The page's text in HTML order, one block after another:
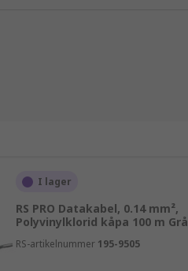
I lager
RS PRO Datakabel, 0.14 mm²,
Polyvinylklorid kåpa 100 m Grå
RS-artikelnummer 195-9505